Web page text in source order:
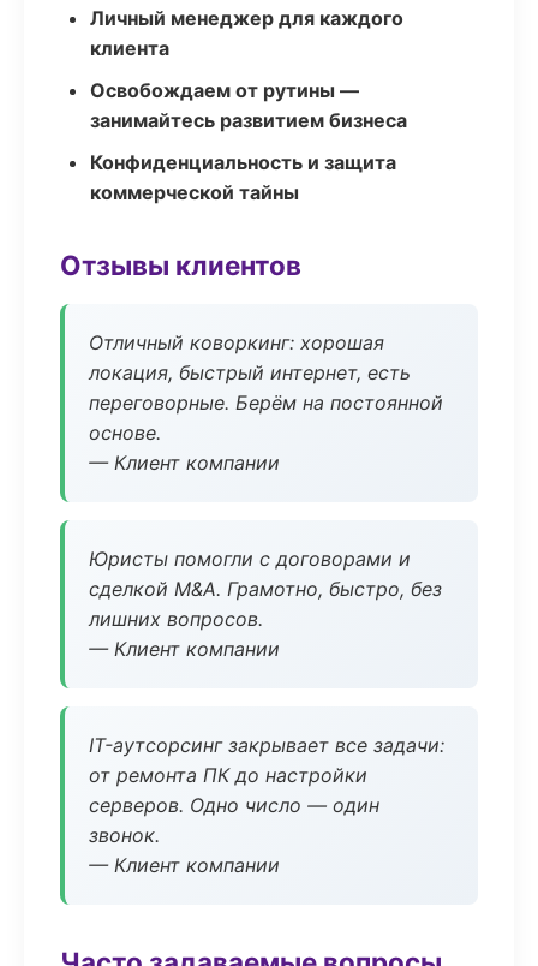
Личный менеджер для каждого
клиента
Освобождаем от рутины —
занимайтесь развитием бизнеса
Конфиденциальность и защита
коммерческой тайны
Отзывы клиентов
Отличный коворкинг: хорошая
локация, быстрый интернет, есть
переговорные. Берём на постоянной
основе.
— Клиент компании
Юристы помогли с договорами и
сделкой M&A. Грамотно, быстро, без
лишних вопросов.
— Клиент компании
IT-аутсорсинг закрывает все задачи:
от ремонта ПК до настройки
серверов. Одно число — один
звонок.
— Клиент компании